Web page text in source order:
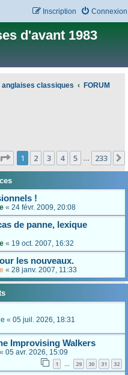
Connexion
Inscription
d'avant 1983
anglaises classiques FORUM
Page 1sur 233
1 2 3 4 5 … 233
!
« 24 févr. 2009, 20:08
de panne, lexique
« 19 oct. 2007, 16:32
les nouveaux.
« 28 janv. 2007, 11:33
« 05 juil. 2026, 18:31
Improvising Walkers
« 05 avr. 2026, 15:09
1 … 29 30 31 32